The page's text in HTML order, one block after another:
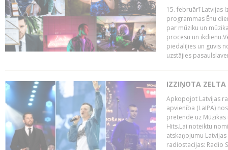
15. februārī Latvijas
programmas Ēnu
par mūziku un
procesu un
piedalījies un guvis
uzstājies
IZZIŅOTA ZELTA
Apkopojot Latvijas
apvienība (LaIPA)
pretendē uz
Hits.Lai noteiktu
atskaņojumu
radiostacijas: Radio